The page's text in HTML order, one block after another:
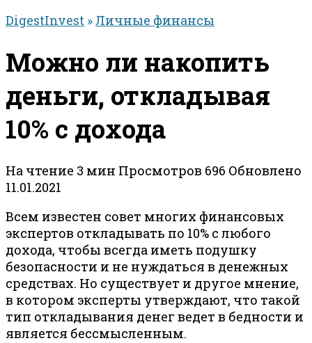
DigestInvest »Личные финансы
Можно ли накопить
деньги, откладывая
10% с дохода
На чтение 3 мин Просмотров 696 Обновлено
11.01.2021
Всем известен совет многих финансовых
экспертов откладывать по 10% с любого
дохода, чтобы всегда иметь подушку
безопасности и не нуждаться в денежных
средствах. Но существует и другое мнение,
в котором эксперты утверждают, что такой
тип откладывания денег ведет в бедности и
является бессмысленным.